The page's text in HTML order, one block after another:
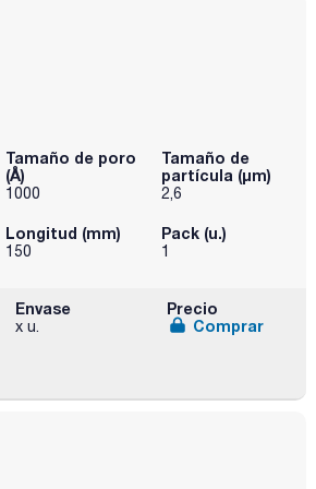
Tamaño de poro
(Å)
1000
Tamaño de
partícula (μm)
2,6
Longitud (mm)
150
Pack (u.)
1
Envase
x u.
Precio
Comprar